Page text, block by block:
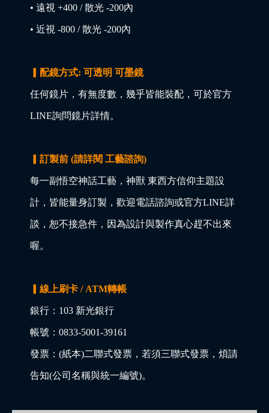
• 遠視 +400 / 散光 -200內
• 近視 -800 / 散光 -200內
▎配鏡方式: 可透明 可墨鏡
任何鏡片，有無度數，幾乎皆能裝配，可於官方
LINE詢問鏡片詳情。
▎訂製前 (請詳閱 工藝諮詢)
每一副悟空神話工藝，神獸 東西方信仰主題設
計，皆能量身訂製，歡迎電話諮詢或官方LINE詳
談，恕不接急件，因為設計與製作真心趕不出來
喔。
▎線上刷卡 / ATM轉帳
銀行：103 新光銀行
帳號：0833-5001-39161
發票：(紙本)二聯式發票，若須三聯式發票，煩請
告知(公司名稱與統一編號)。